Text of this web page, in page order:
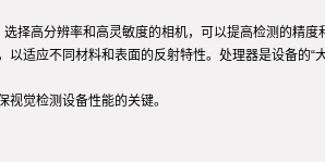
择高分辨率和高灵敏度的相机，可以提高检测的精度
适应不同材料和表面的反射特性。处理器是设备的
觉检测设备性能的关键。